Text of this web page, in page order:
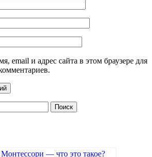
email и адрес сайта в этом браузере для